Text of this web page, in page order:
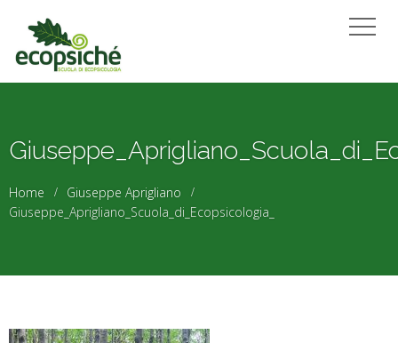
Home
Giuseppe Aprigliano
Giuseppe_Aprigliano_Scuola_di_Ecopsicologia_